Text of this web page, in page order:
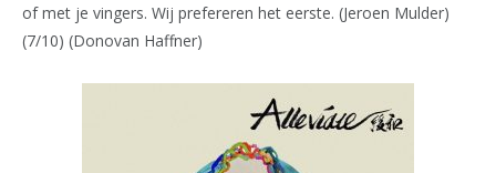
of met je vingers. Wij prefereren het eerste. (Jeroen Mulder)
(7/10) (Donovan Haffner)